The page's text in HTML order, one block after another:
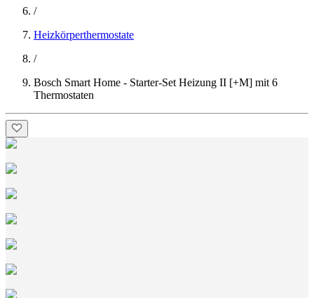
/
Heizkörperthermostate
/
Bosch Smart Home - Starter-Set Heizung II [+M] mit 6
Thermostaten